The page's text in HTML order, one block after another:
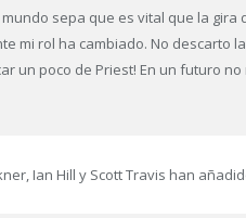
sepa que es vital que la
mi rol ha cambiado. No descarto
un poco de Priest! En un futuro
Ian Hill y Scott Travis han